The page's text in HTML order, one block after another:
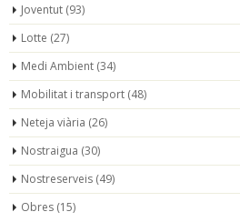
Joventut (93)
Lotte (27)
Medi Ambient (34)
Mobilitat i transport (48)
Neteja viària (26)
Nostraigua (30)
Nostreserveis (49)
Obres (15)